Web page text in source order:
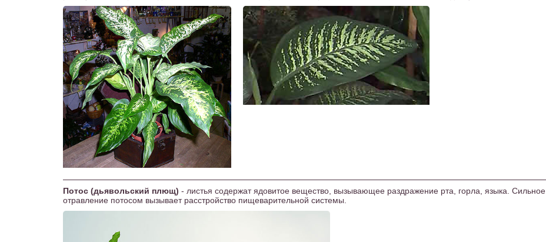
Потос (дьявольский плющ) - листья содержат ядовитое вещество, вызывающее раздражение рта, горла, языка. Сильное
отравление потосом вызывает расстройство пищеварительной системы.